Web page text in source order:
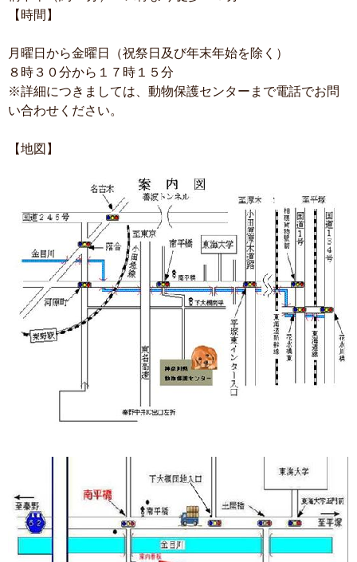
【時間】
月曜日から金曜日（祝祭日及び年末年始を除く）
８時３０分から１７時１５分
※詳細につきましては、動物保護センターまで電話でお問
い合わせください。
【地図】